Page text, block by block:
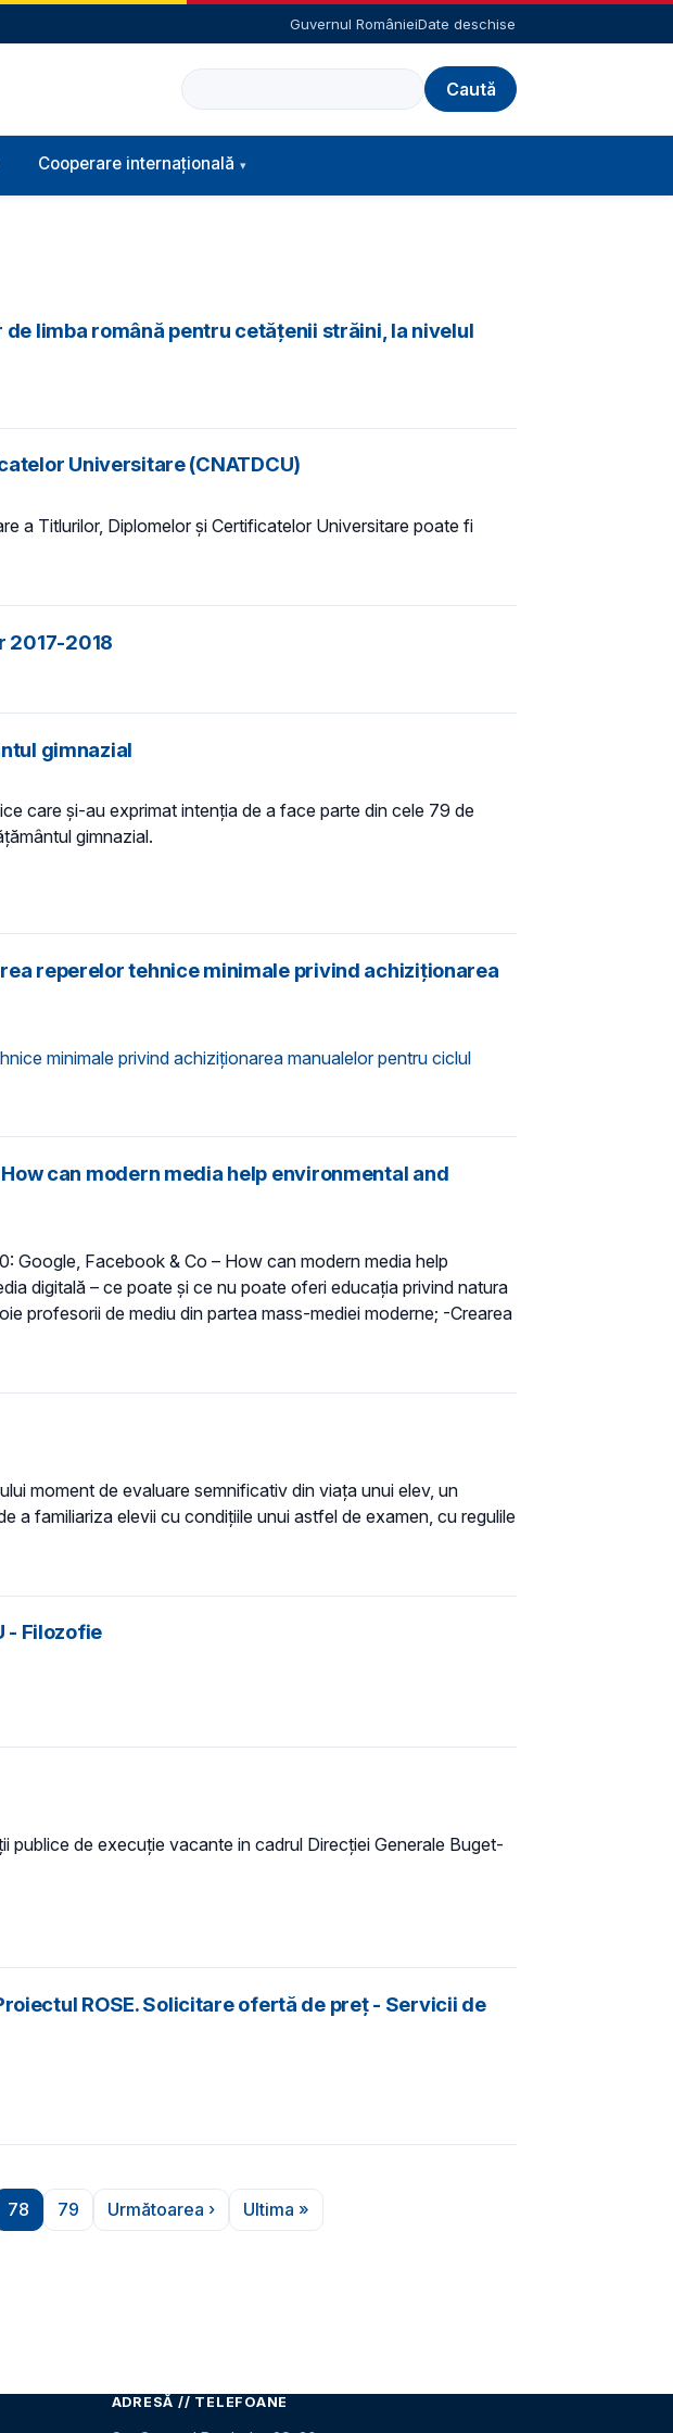
Guvernul RomânieiDate deschise
Caută
Cooperare internațională
limba română pentru cetățenii străini, la nivelul
Universitare (CNATDCU)
a Titlurilor, Diplomelor şi Certificatelor Universitare poate fi
2017-2018
gimnazial
care şi-au exprimat intenţia de a face parte din cele 79 de
gimnazial.
reperelor tehnice minimale privind achiziţionarea
minimale privind achiziţionarea manualelor pentru ciclul
can modern media help environmental and
Google, Facebook & Co – How can modern media help
digitală – ce poate și ce nu poate oferi educația privind natura
profesorii de mediu din partea mass-mediei moderne; -Crearea
moment de evaluare semnificativ din viața unui elev, un
a familiariza elevii cu condițiile unui astfel de examen, cu regulile
- Filozofie
de execuție vacante in cadrul Direcției Generale Buget-
ROSE. Solicitare ofertă de preț - Servicii de
Pagina
78
Pagina
79
Pagina următoare
Următoarea ›
Ultima pagină
Ultima »
ADRESĂ // TELEFOANE